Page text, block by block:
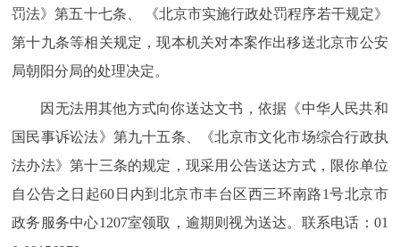
罚法》第五十七条、 《北京市实施行政处罚程序若干规定》
第十九条等相关规定，现本机关对本案作出移送北京市公安
局朝阳分局的处理决定。
因无法用其他方式向你送达文书，依据《中华人民共和
国民事诉讼法》第九十五条、《北京市文化市场综合行政执
法办法》第十三条的规定，现采用公告送达方式，限你单位
自公告之日起60日内到北京市丰台区西三环南路1号北京市
政务服务中心1207室领取，逾期则视为送达。联系电话：01